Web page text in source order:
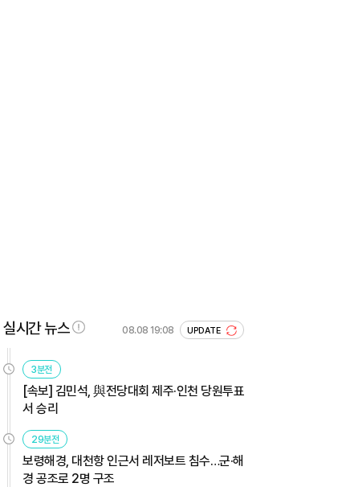
실시간 뉴스 08.08 19:08 UPDATE
3분전
[속보] 김민석, 與전당대회 제주·인천 당원투표
서 승리
29분전
보령해경, 대천항 인근서 레저보트 침수…군·해
경 공조로 2명 구조